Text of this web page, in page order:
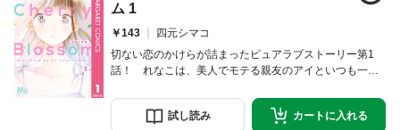
ム 1
￥143
四元シマコ
切ない恋のかけらが詰まったピュアラブストーリー第1
話！ れなこは、美人でモテる親友のアイといつも一
けるのが日課だった。そんなある日、アイではなく、れ
なこ宛ての手紙が届いて…!?
試し読み カートに入れる